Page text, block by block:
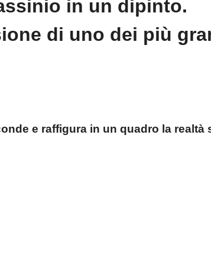
in un dipinto.
di uno dei più
e raffigura in un quadro la realtà